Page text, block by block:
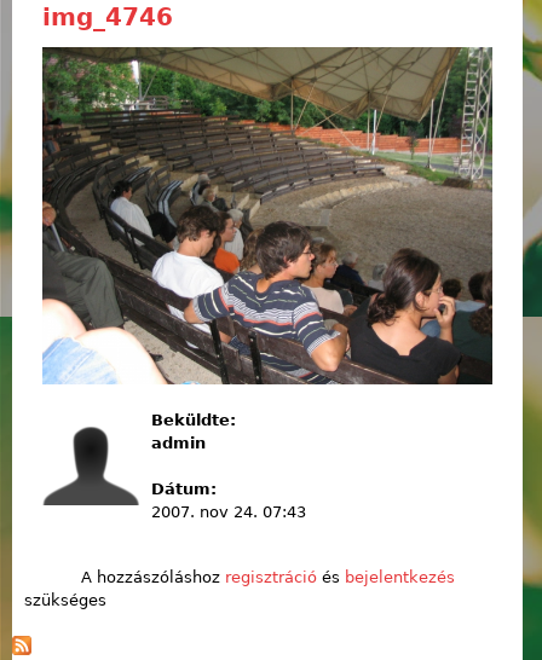
img_4746
Beküldte:
admin
Dátum:
2007. nov 24. 07:43
A hozzászóláshoz regisztrációés bejelentkezés
szükséges